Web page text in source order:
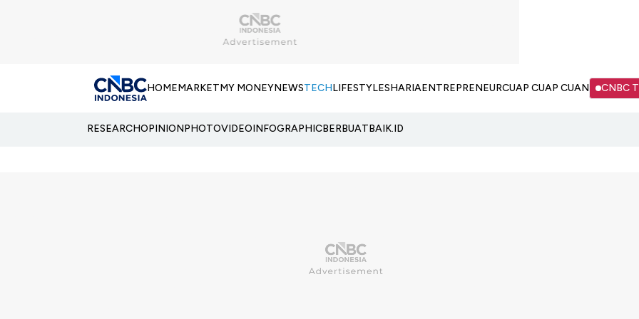
HOMEMARKETMY MONEYNEWSTECHLIFESTYLESHARIAENTREPRENEURCUAP CUAP CUAN CNBC
RESEARCHOPINIONPHOTOVIDEOINFOGRAPHICBERBUATBAIK.ID